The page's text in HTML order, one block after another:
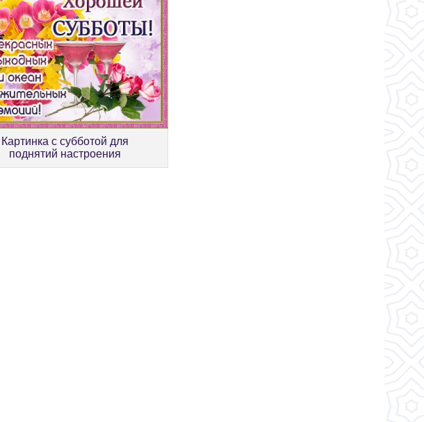
Картинка с субботой для
поднятий настроения